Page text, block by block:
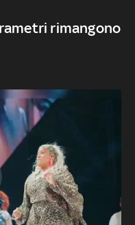
rimangono